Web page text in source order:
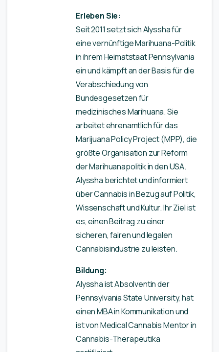
Erleben Sie:
Seit 2011 setzt sich Alyssha für
eine vernünftige Marihuana-Politik
in ihrem Heimatstaat Pennsylvania
ein und kämpft an der Basis für die
Verabschiedung von
Bundesgesetzen für
medizinisches Marihuana. Sie
arbeitet ehrenamtlich für das
Marijuana Policy Project (MPP), die
größte Organisation zur Reform
der Marihuanapolitik in den USA.
Alyssha berichtet und informiert
über Cannabis in Bezug auf Politik,
Wissenschaft und Kultur. Ihr Ziel ist
es, einen Beitrag zu einer
sicheren, fairen und legalen
Cannabisindustrie zu leisten.
Bildung:
Alyssha ist Absolventin der
Pennsylvania State University, hat
einen MBA in Kommunikation und
ist von Medical Cannabis Mentor in
Cannabis-Therapeutika